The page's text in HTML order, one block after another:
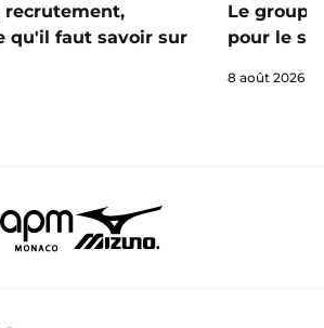
recrutement,
qu'il faut savoir sur
Le groupe
pour le
8 août 2026